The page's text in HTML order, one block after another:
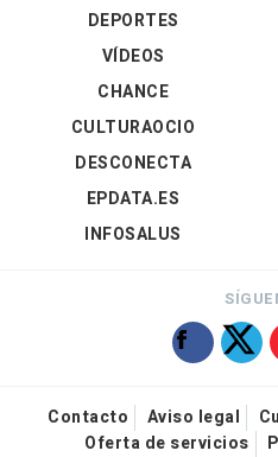
DEPORTES
VÍDEOS
CHANCE
CULTURAOCIO
DESCONECTA
EPDATA.ES
INFOSALUS
Contacto Aviso legal
Oferta de servicios